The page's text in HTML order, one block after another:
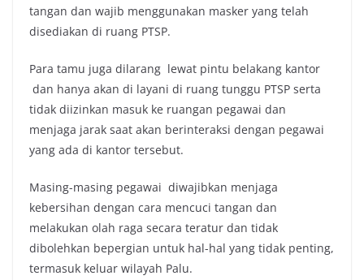
tangan dan wajib menggunakan masker yang telah
disediakan di ruang PTSP.
Para tamu juga dilarang lewat pintu belakang kantor
dan hanya akan di layani di ruang tunggu PTSP serta
tidak diizinkan masuk ke ruangan pegawai dan
menjaga jarak saat akan berinteraksi dengan pegawai
yang ada di kantor tersebut.
Masing-masing pegawai diwajibkan menjaga
kebersihan dengan cara mencuci tangan dan
melakukan olah raga secara teratur dan tidak
dibolehkan bepergian untuk hal-hal yang tidak penting,
termasuk keluar wilayah Palu.